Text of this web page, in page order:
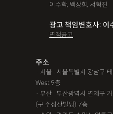
이수학, 백상희, 서혁진
광고 책임변호사: 이
면책공고
주소
· 서울 : 서울특별시 강남구
West 9층
· 부산 : 부산광역시 연제구
(구 주성산빌딩) 7층